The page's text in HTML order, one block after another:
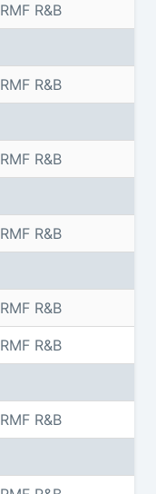
RMF R&B
RMF R&B
RMF R&B
RMF R&B
RMF R&B
RMF R&B
RMF R&B